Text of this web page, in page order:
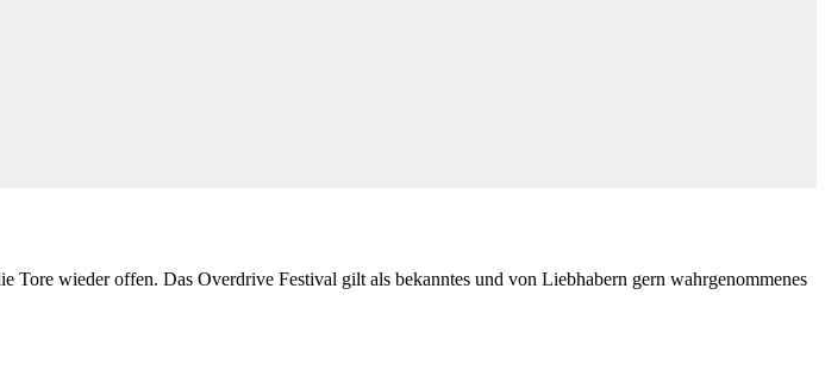
Tore wieder offen. Das Overdrive Festival gilt als bekanntes und von Liebhabern gern wahrgenommenes